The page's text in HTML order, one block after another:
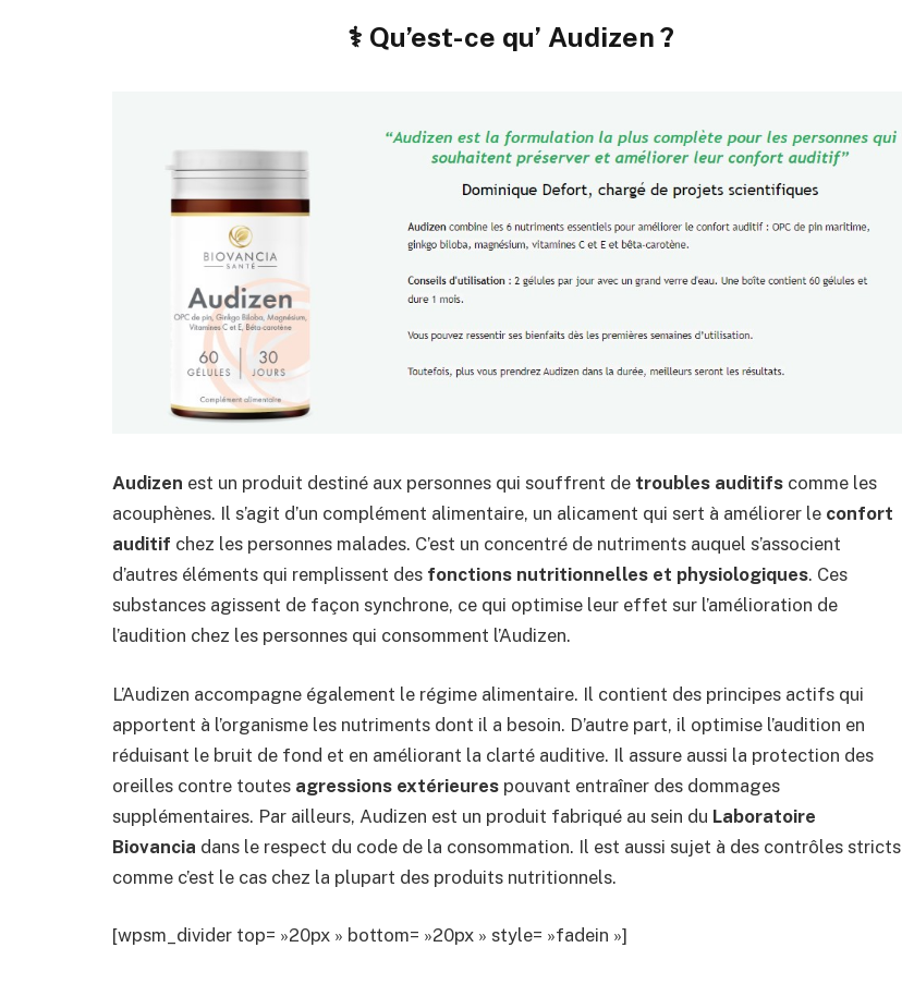
⚕️ Qu’est-ce qu’ Audizen ?
Audizen est un produit destiné aux personnes qui souffrent de troubles auditifs comme les
acouphènes. Il s’agit d’un complément alimentaire, un alicament qui sert à améliorer le confort
auditif chez les personnes malades. C’est un concentré de nutriments auquel s’associent
d’autres éléments qui remplissent des fonctions nutritionnelles et physiologiques. Ces
substances agissent de façon synchrone, ce qui optimise leur effet sur l’amélioration de
l’audition chez les personnes qui consomment l’Audizen.
L’Audizen accompagne également le régime alimentaire. Il contient des principes actifs qui
apportent à l’organisme les nutriments dont il a besoin. D’autre part, il optimise l’audition en
réduisant le bruit de fond et en améliorant la clarté auditive. Il assure aussi la protection des
oreilles contre toutes agressions extérieures pouvant entraîner des dommages
supplémentaires. Par ailleurs, Audizen est un produit fabriqué au sein du Laboratoire
Biovancia dans le respect du code de la consommation. Il est aussi sujet à des contrôles stricts
comme c’est le cas chez la plupart des produits nutritionnels.
[wpsm_divider top= »20px » bottom= »20px » style= »fadein »]